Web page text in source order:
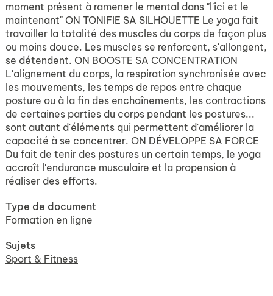
moment présent à ramener le mental dans "l'ici et le
maintenant" ON TONIFIE SA SILHOUETTE Le yoga fait
travailler la totalité des muscles du corps de façon plus
ou moins douce. Les muscles se renforcent, s'allongent,
se détendent. ON BOOSTE SA CONCENTRATION
L'alignement du corps, la respiration synchronisée avec
les mouvements, les temps de repos entre chaque
posture ou à la fin des enchaînements, les contractions
de certaines parties du corps pendant les postures...
sont autant d'éléments qui permettent d'améliorer la
capacité à se concentrer. ON DÉVELOPPE SA FORCE
Du fait de tenir des postures un certain temps, le yoga
accroît l'endurance musculaire et la propension à
réaliser des efforts.
Type de document
Formation en ligne
Sujets
Sport & Fitness